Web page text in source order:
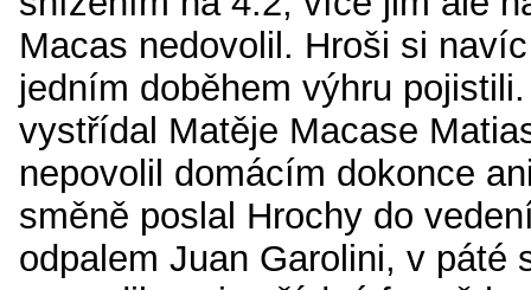
Macas nedovolil. Hroši si
jedním doběhem výhru
vystřídal Matěje Macase
nepovolil domácím dokonce
směně poslal Hrochy do
odpalem Juan Garolini, v páté